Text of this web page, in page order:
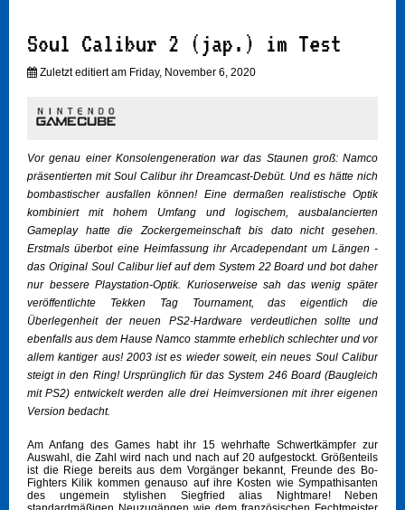
Soul Calibur 2 (jap.) im Test
Zuletzt editiert am Friday, November 6, 2020
Vor genau einer Konsolengeneration war das Staunen groß: Namco
präsentierten mit Soul Calibur ihr Dreamcast-Debüt. Und es hätte nich
bombastischer ausfallen können! Eine dermaßen realistische Optik
kombiniert mit hohem Umfang und logischem, ausbalancierten
Gameplay hatte die Zockergemeinschaft bis dato nicht gesehen.
Erstmals überbot eine Heimfassung ihr Arcadependant um Längen -
das Original Soul Calibur lief auf dem System 22 Board und bot daher
nur bessere Playstation-Optik. Kurioserweise sah das wenig später
veröffentlichte Tekken Tag Tournament, das eigentlich die
Überlegenheit der neuen PS2-Hardware verdeutlichen sollte und
ebenfalls aus dem Hause Namco stammte erheblich schlechter und vor
allem kantiger aus! 2003 ist es wieder soweit, ein neues Soul Calibur
steigt in den Ring! Ursprünglich für das System 246 Board (Baugleich
mit PS2) entwickelt werden alle drei Heimversionen mit ihrer eigenen
Version bedacht.
Am Anfang des Games habt ihr 15 wehrhafte Schwertkämpfer zur
Auswahl, die Zahl wird nach und nach auf 20 aufgestockt. Größenteils
ist die Riege bereits aus dem Vorgänger bekannt, Freunde des Bo-
Fighters Kilik kommen genauso auf ihre Kosten wie Sympathisanten
des ungemein stylishen Siegfried alias Nightmare! Neben